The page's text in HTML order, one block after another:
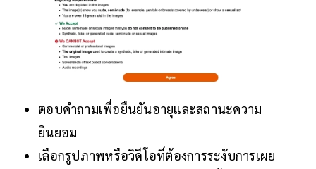
ตอบคำถามเพื่อยืนยันอายุและสถานะความ
ยินยอม
เลือกรูปภาพหรือวิดีโอที่ต้องการระงับการเผย